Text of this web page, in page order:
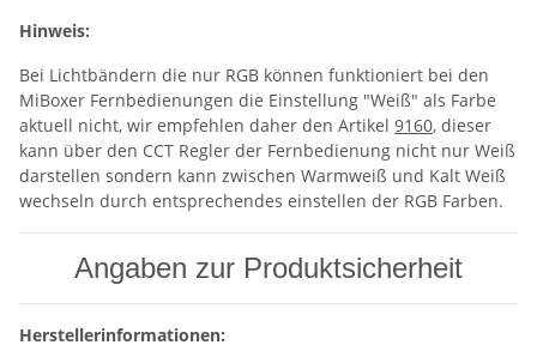
Hinweis:
Bei Lichtbändern die nur RGB können funktioniert bei den
MiBoxer Fernbedienungen die Einstellung "Weiß" als Farbe
aktuell nicht, wir empfehlen daher den Artikel 9160, dieser
kann über den CCT Regler der Fernbedienung nicht nur Weiß
darstellen sondern kann zwischen Warmweiß und Kalt Weiß
wechseln durch entsprechendes einstellen der RGB Farben.
Angaben zur Produktsicherheit
Herstellerinformationen: